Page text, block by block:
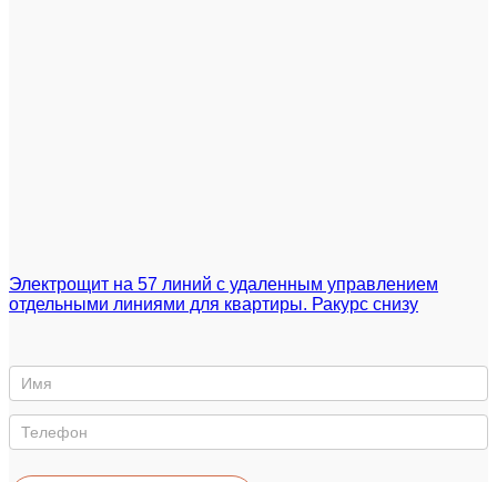
Электрощит на 57 линий с удаленным управлением
отдельными линиями для квартиры. Ракурс снизу
Нужен
такой
же
щит